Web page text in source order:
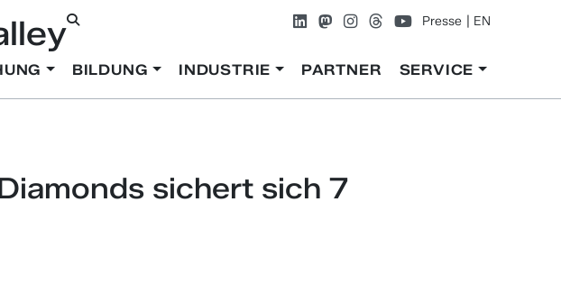
Presse EN
BILDUNG INDUSTRIE PARTNER SERVICE
sichert sich 7